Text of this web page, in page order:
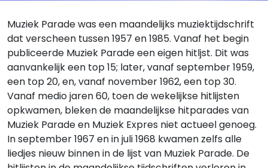
Muziek Parade was een maandelijks muziektijdschrift
dat verscheen tussen 1957 en 1985. Vanaf het begin
publiceerde Muziek Parade een eigen hitljst. Dit was
aanvankelijk een top 15; later, vanaf september 1959,
een top 20, en, vanaf november 1962, een top 30.
Vanaf medio jaren 60, toen de wekelijkse hitlijsten
opkwamen, bleken de maandelijkse hitparades van
Muziek Parade en Muziek Expres niet actueel genoeg.
In september 1967 en in juli 1968 kwamen zelfs alle
liedjes nieuw binnen in de lijst van Muziek Parade. De